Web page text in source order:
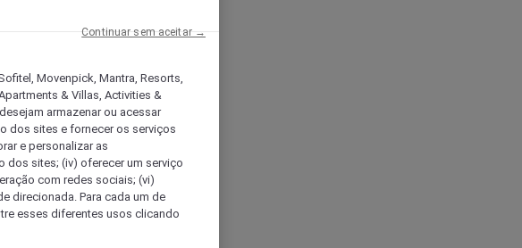
Movenpick, Mantra, Resorts,
& Villas, Activities &
desejam armazenar ou acessar
dos sites e fornecer os serviços
e personalizar as
dos sites; (iv) oferecer um serviço
com redes sociais; (vi)
direcionada. Para cada um de
esses diferentes usos clicando
Continuar sem aceitar →